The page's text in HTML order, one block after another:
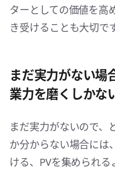
ターとしての価値を高
き受けることも大切です
まだ実力がない場
業力を磨くしかな
まだ実力がないので、
か分からない場合には
ける、PVを集められ